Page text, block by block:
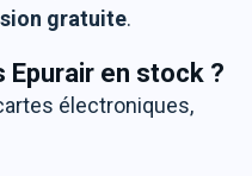
gratuite.
en stock ?
électroniques,